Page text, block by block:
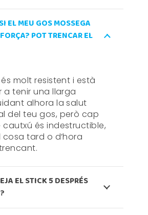
EL MEU GOS MOSSEGA
POT TRENCAR EL
molt resistent i està
a tenir una llarga
alhora la salut
del teu gos, però cap
és indestructible,
tard o d’hora
EL STICK 5 DESPRÉS